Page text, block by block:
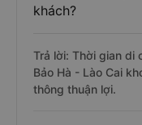
khách?
Trả lời: Thời gian di
Bảo Hà - Lào Cai
thông thuận lợi.